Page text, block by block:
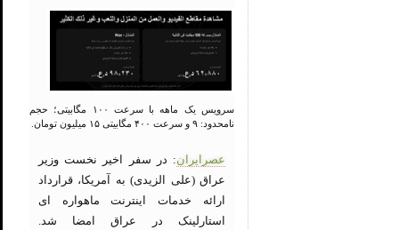
سرویس یک ماهه با سرعت ۱۰۰ مگابیتی؛ حجم
نامحدود: ۹ و سرعت ۴۰۰ مگابیتی ۱۵ میلیون تومان.
عصرایران: در سفر اخیر نخست وزیر
عراق (علی الزیدی) به آمریکا، قرارداد
ارائه خدمات اینترنت ماهواره ای
استارلینک در عراق امضا شد.